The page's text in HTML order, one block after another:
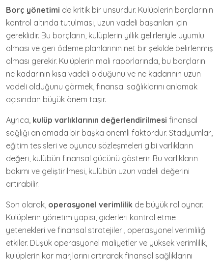
Borç yönetimi de kritik bir unsurdur. Kulüplerin borçlarının
kontrol altında tutulması, uzun vadeli başarıları için
gereklidir. Bu borçların, kulüplerin yıllık gelirleriyle uyumlu
olması ve geri ödeme planlarının net bir şekilde belirlenmiş
olması gerekir. Kulüplerin mali raporlarında, bu borçların
ne kadarının kısa vadeli olduğunu ve ne kadarının uzun
vadeli olduğunu görmek, finansal sağlıklarını anlamak
açısından büyük önem taşır.
Ayrıca, kulüp varlıklarının değerlendirilmesi finansal
sağlığı anlamada bir başka önemli faktördür. Stadyumlar,
eğitim tesisleri ve oyuncu sözleşmeleri gibi varlıkların
değeri, kulübün finansal gücünü gösterir. Bu varlıkların
bakımı ve geliştirilmesi, kulübün uzun vadeli değerini
artırabilir.
Son olarak, operasyonel verimlilik de büyük rol oynar.
Kulüplerin yönetim yapısı, giderleri kontrol etme
yetenekleri ve finansal stratejileri, operasyonel verimliliği
etkiler. Düşük operasyonel maliyetler ve yüksek verimlilik,
kulüplerin kar marjlarını artırarak finansal sağlıklarını